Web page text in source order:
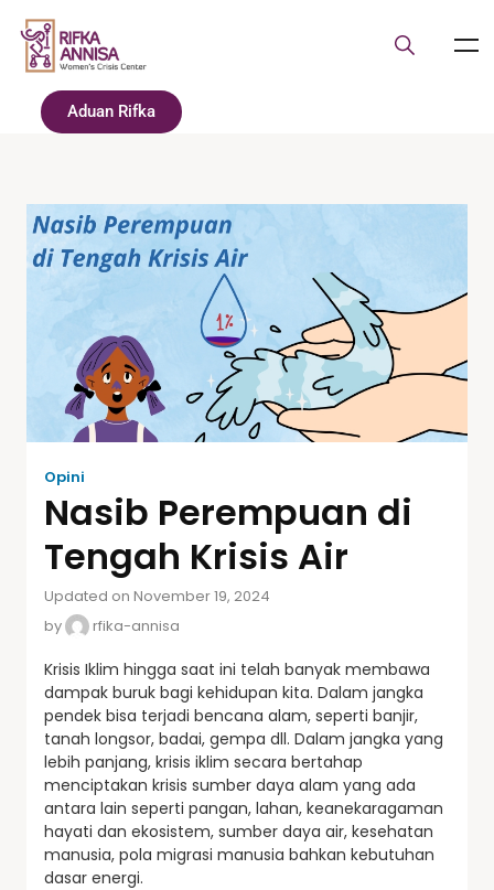
Aduan Rifka
Opini
Nasib Perempuan di
Tengah Krisis Air
Updated on November 19, 2024
by
rfika-annisa
Krisis Iklim hingga saat ini telah banyak membawa
dampak buruk bagi kehidupan kita. Dalam jangka
pendek bisa terjadi bencana alam, seperti banjir,
tanah longsor, badai, gempa dll. Dalam jangka yang
lebih panjang, krisis iklim secara bertahap
menciptakan krisis sumber daya alam yang ada
antara lain seperti pangan, lahan, keanekaragaman
hayati dan ekosistem, sumber daya air, kesehatan
manusia, pola migrasi manusia bahkan kebutuhan
dasar energi.